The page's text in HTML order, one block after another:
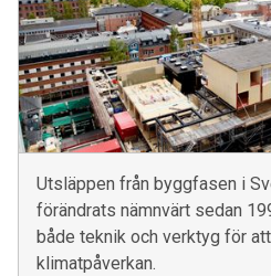
Utsläppen från byggfasen i
förändrats nämnvärt sedan
både teknik och verktyg för
klimatpåverkan.